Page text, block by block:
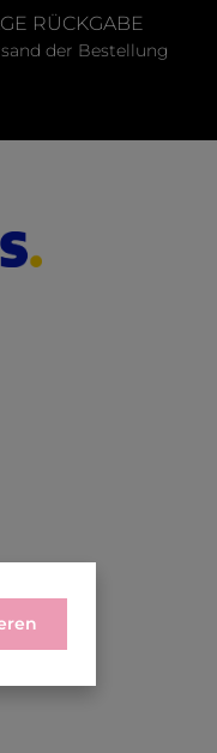
RÜCKGABE
der Bestellung